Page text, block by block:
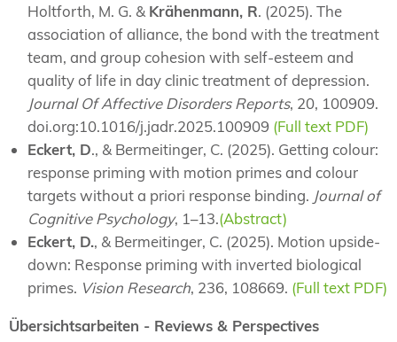
Holtforth, M. G. & Krähenmann, R. (2025). The
association of alliance, the bond with the treatment
team, and group cohesion with self-esteem and
quality of life in day clinic treatment of depression.
Journal Of Affective Disorders Reports, 20, 100909.
doi.org:10.1016/j.jadr.2025.100909 (Full text PDF)
Eckert, D., & Bermeitinger, C. (2025). Getting colour:
response priming with motion primes and colour
targets without a priori response binding. Journal of
Cognitive Psychology, 1–13.(Abstract)
Eckert, D., & Bermeitinger, C. (2025). Motion upside-
down: Response priming with inverted biological
primes. Vision Research, 236, 108669. (Full text PDF)
Übersichtsarbeiten - Reviews & Perspectives